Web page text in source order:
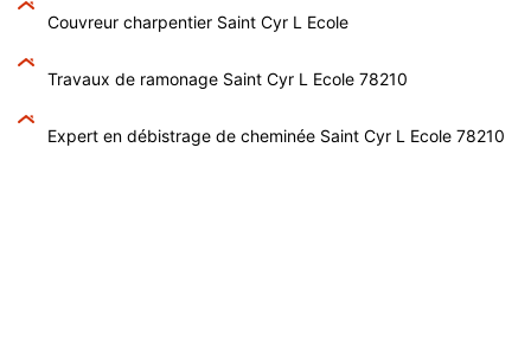
Couvreur charpentier Saint Cyr L Ecole
Travaux de ramonage Saint Cyr L Ecole 78210
Expert en débistrage de cheminée Saint Cyr L Ecole 78210